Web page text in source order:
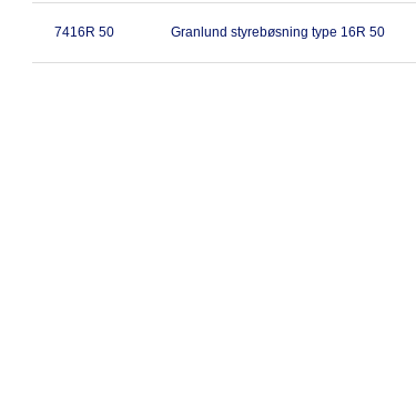
7416R 50 Granlund styrebøsning type 16R 50